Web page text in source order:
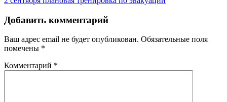
по
записям
Добавить комментарий
Ваш адрес email не будет опубликован. Обязательные поля
помечены *
Комментарий *